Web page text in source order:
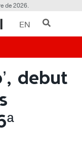
de 2026.
EN
debut